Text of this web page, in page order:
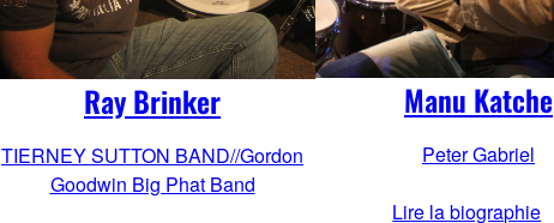
Ray Brinker
TIERNEY SUTTON BAND//Gordon
Goodwin Big Phat Band
Manu Katche
Peter Gabriel
Lire la biographie